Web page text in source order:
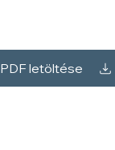
PDF letöltése